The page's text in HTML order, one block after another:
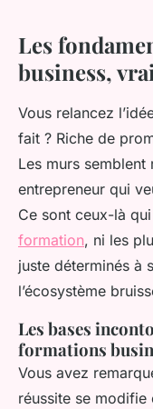
Les
business,
Vous relancez
fait ? Riche de
Les murs semblent
entrepreneur qui
Ce sont ceux-là qui
formation, ni les
juste déterminés à
l’écosystème
Les bases
formations
Vous avez
réussite se